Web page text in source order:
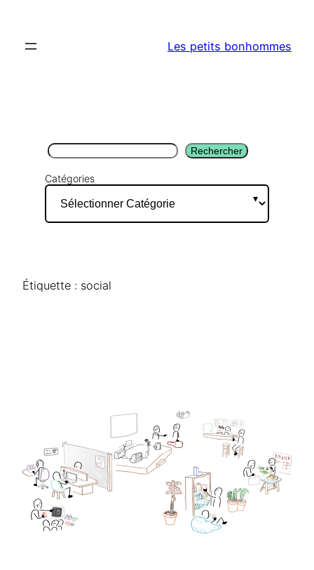
contenu
Les petits bonhommes
Rechercher Rechercher
Catégories
Étiquette : social